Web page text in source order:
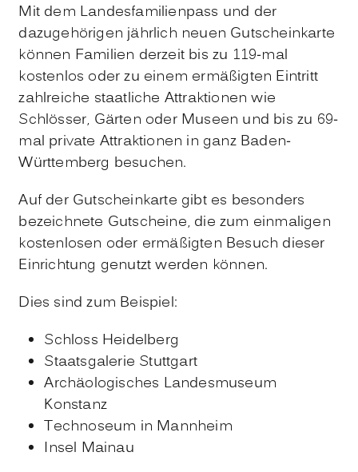
Mit dem Landesfamilienpass und der
dazugehörigen jährlich neuen Gutscheinkarte
können Familien derzeit bis zu 119-mal
kostenlos oder zu einem ermäßigten Eintritt
zahlreiche staatliche Attraktionen wie
Schlösser, Gärten oder Museen und bis zu 69-
mal private Attraktionen in ganz Baden-
Württemberg besuchen.
Auf der Gutscheinkarte gibt es besonders
bezeichnete Gutscheine, die zum einmaligen
kostenlosen oder ermäßigten Besuch dieser
Einrichtung genutzt werden können.
Dies sind zum Beispiel:
Schloss Heidelberg
Staatsgalerie Stuttgart
Archäologisches Landesmuseum
Konstanz
Technoseum in Mannheim
Insel Mainau